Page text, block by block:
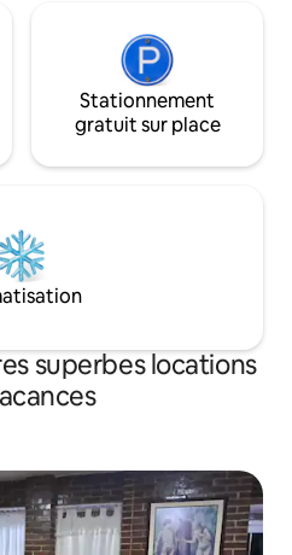
Stationnement
gratuit sur place
superbes locations